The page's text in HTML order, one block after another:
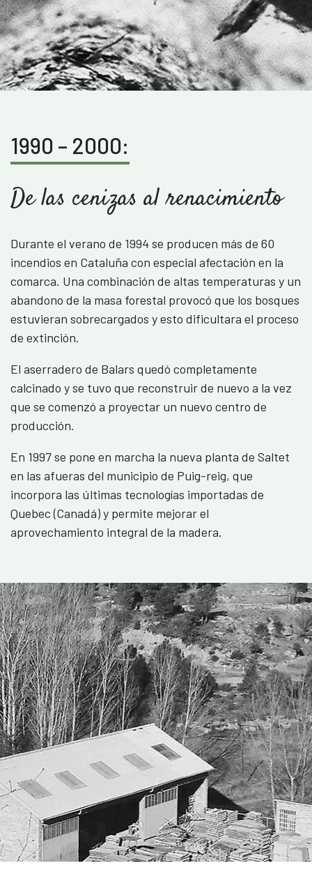
1990 – 2000:
De las cenizas al renacimiento
Durante el verano de 1994 se producen más de 60
incendios en Cataluña con especial afectación en la
comarca. Una combinación de altas temperaturas y un
abandono de la masa forestal provocó que los bosques
estuvieran sobrecargados y esto dificultara el proceso
de extinción.
El aserradero de Balars quedó completamente
calcinado y se tuvo que reconstruir de nuevo a la vez
que se comenzó a proyectar un nuevo centro de
producción.
En 1997 se pone en marcha la nueva planta de Saltet
en las afueras del municipio de Puig-reig, que
incorpora las últimas tecnologías importadas de
Quebec (Canadá) y permite mejorar el
aprovechamiento integral de la madera.